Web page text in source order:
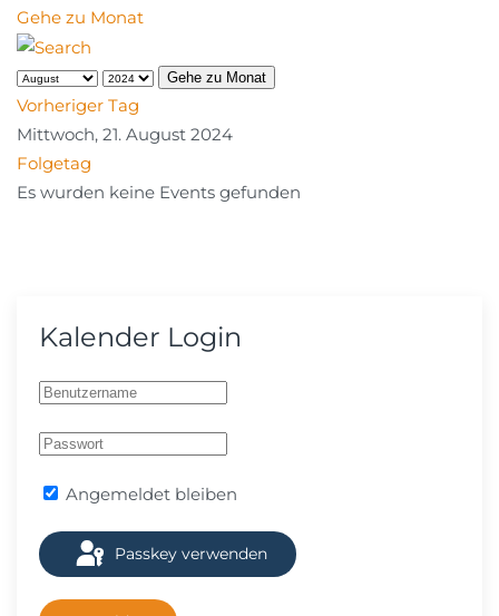
Gehe zu Monat
Gehe zu Monat
Vorheriger Tag
Mittwoch, 21. August 2024
Folgetag
Es wurden keine Events gefunden
Kalender Login
Angemeldet bleiben
Passkey verwenden